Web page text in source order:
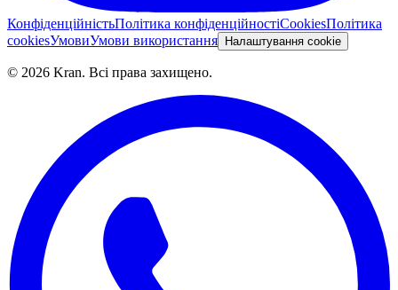
КонфіденційністьПолітика конфіденційностіCookiesПолітика
cookiesУмовиУмови використання Налаштування cookie
© 2026 Kran. Всі права захищено.